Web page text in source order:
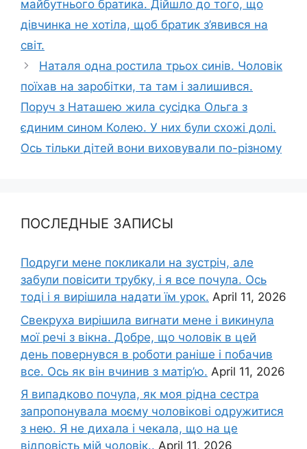
майбутнього братика. Дійшло до того, що
дівчинка не хотіла, щоб братик з’явився на
світ.
Наталя одна ростила трьох синів. Чоловік
поїхав на заробітки, та там і залишився.
Поруч з Наташею жила сусідка Ольга з
єдиним сином Колею. У них були схожі долі.
Ось тільки дітей вони виховували по-різному
ПОСЛЕДНЫЕ ЗАПИСЫ
Подруги мене покликали на зустріч, але
забули повісити трубку, і я все почула. Ось
тоді і я вирішила надати їм урок. April 11, 2026
Свекруха вирішила виrнати мене і викинула
мої речі з вікна. Добре, що чоловік в цей
день повернувся в роботи раніше і побачив
все. Ось як він вчинив з матір’ю. April 11, 2026
Я випадково почула, як моя рідна сестра
запропонувала моєму чоловікові одружитися
з нею. Я не дихала і чекала, що на це
відповість мій чоловік.. April 11, 2026